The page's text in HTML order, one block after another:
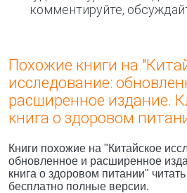
комментируйте,
Похожие книги на
исследование:
расширенное издание.
книга о здоровом
Книги похожие на "Китайское
обновленное и расширенное
книга о здоровом питании"
бесплатно полные версии.